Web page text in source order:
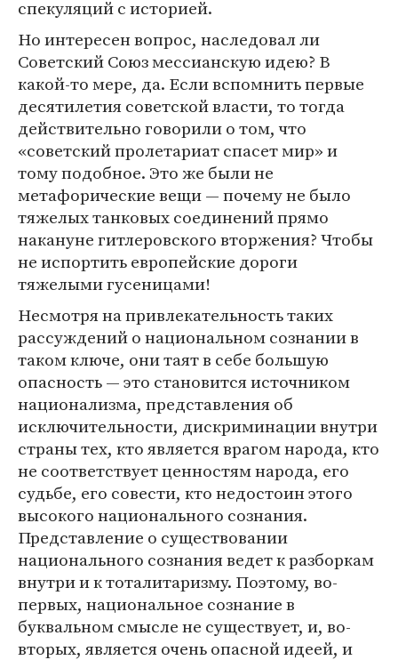
спекуляций с историей.
Но интересен вопрос, наследовал ли
Советский Союз мессианскую идею? В
какой-то мере, да. Если вспомнить первые
десятилетия советской власти, то тогда
действительно говорили о том, что
«советский пролетариат спасет мир» и
тому подобное. Это же были не
метафорические вещи — почему не было
тяжелых танковых соединений прямо
накануне гитлеровского вторжения? Чтобы
не испортить европейские дороги
тяжелыми гусеницами!
Несмотря на привлекательность таких
рассуждений о национальном сознании в
таком ключе, они таят в себе большую
опасность — это становится источником
национализма, представления об
исключительности, дискриминации внутри
страны тех, кто является врагом народа, кто
не соответствует ценностям народа, его
судьбе, его совести, кто недостоин этого
высокого национального сознания.
Представление о существовании
национального сознания ведет к разборкам
внутри и к тоталитаризму. Поэтому, во-
первых, национальное сознание в
буквальном смысле не существует, и, во-
вторых, является очень опасной идеей, и